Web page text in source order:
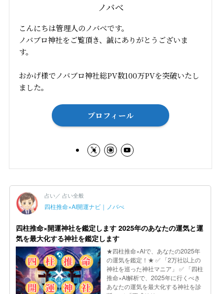
ノバべ
こんにちは管理人のノバべです。
ノバブロ神社をご覧頂き、誠にありがとうございま
す。
おかげ様でノバブロ神社総PV数100万PVを突破いたし
ました。
プロフィール